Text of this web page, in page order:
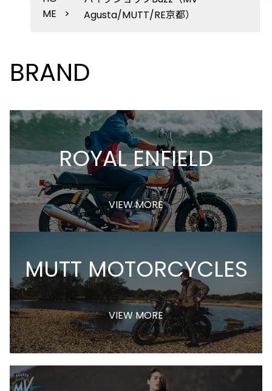
ME
>
Agusta/MUTT/RE京都）
BRAND
ROYAL ENFIELD
VIEW MORE
MUTT MOTORCYCLES
VIEW MORE